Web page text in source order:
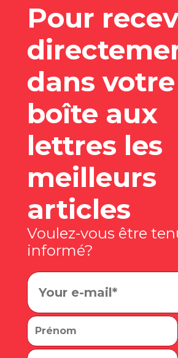
Pour
dans votre
boîte aux
lettres les
meilleurs
articles
Voulez-vous être
informé?